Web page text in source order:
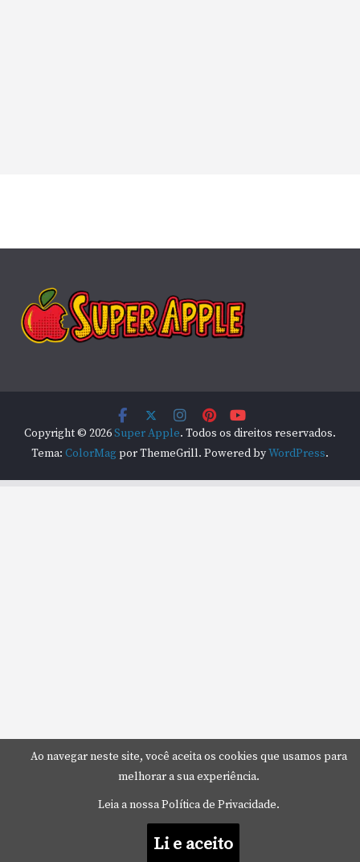
Copyright © 2026Super Apple. Todos os direitos reservados.
Tema: ColorMag por ThemeGrill. Powered byWordPress.
Ao navegar neste site, você aceita os cookies que usamos para
melhorar a sua experiência.
Leia a nossa Política de Privacidade.
Li e aceito